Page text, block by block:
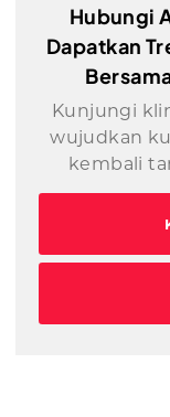
Hubungi
Dapatkan
Kunjungi
wujudkan
kembali